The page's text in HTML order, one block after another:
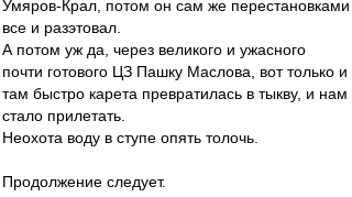
Умяров-Крал, потом он сам же перестановками
все и разэтовал.
А потом уж да, через великого и ужасного
почти готового ЦЗ Пашку Маслова, вот только и
там быстро карета превратилась в тыкву, и нам
стало прилетать.
Неохота воду в ступе опять толочь.
Продолжение следует.